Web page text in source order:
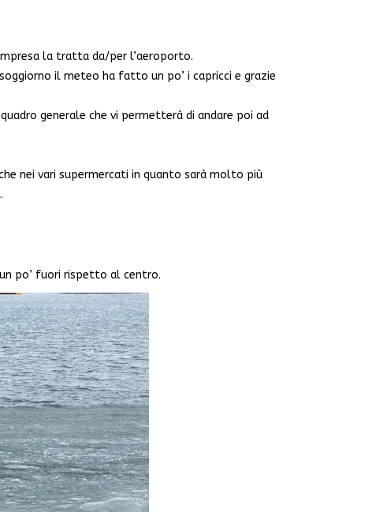
la tratta da/per l’aeroporto.
il meteo ha fatto un po’ i capricci e grazie
generale che vi permetterà di andare poi ad
nei vari supermercati in quanto sarà molto più
po’ fuori rispetto al centro.